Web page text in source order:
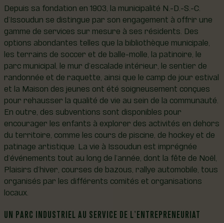
Depuis sa fondation en 1903, la municipalité N.-D.-S.-C.
d’Issoudun se distingue par son engagement à offrir une
gamme de services sur mesure à ses résidents. Des
options abondantes telles que la bibliothèque municipale,
les terrains de soccer et de balle-molle, la patinoire, le
parc municipal, le mur d’escalade intérieur, le sentier de
randonnée et de raquette, ainsi que le camp de jour estival
et la Maison des jeunes ont été soigneusement conçues
pour rehausser la qualité de vie au sein de la communauté.
En outre, des subventions sont disponibles pour
encourager les enfants à explorer des activités en dehors
du territoire, comme les cours de piscine, de hockey et de
patinage artistique. La vie à Issoudun est imprégnée
d’événements tout au long de l’année, dont la fête de Noël,
Plaisirs d’hiver, courses de bazous, rallye automobile, tous
organisés par les différents comités et organisations
locaux.
UN PARC INDUSTRIEL AU SERVICE DE L’ENTREPRENEURIAT